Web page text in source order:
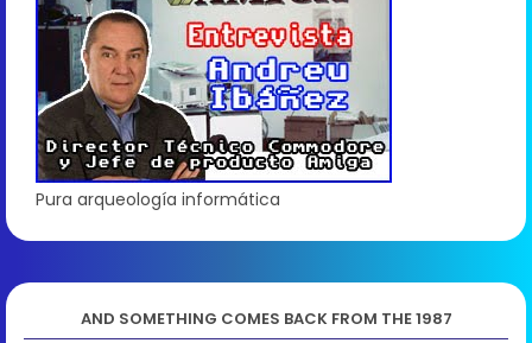
Pura arqueología informática
AND SOMETHING COMES BACK FROM THE 1987